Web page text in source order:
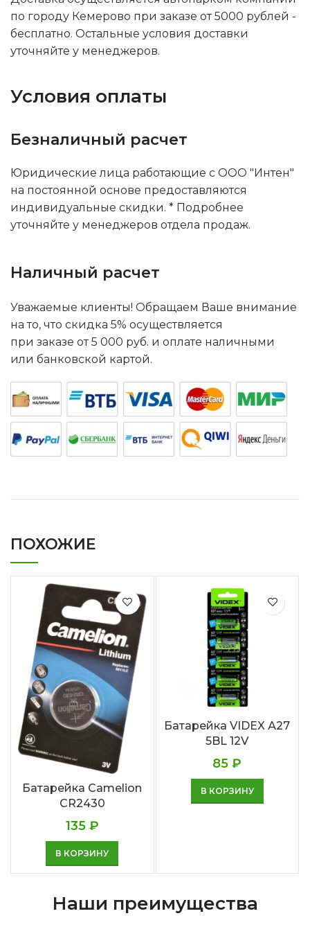
по городу Кемерово при заказе от 5000 рублей -
бесплатно. Остальные условия доставки
уточняйте у менеджеров.
Условия оплаты
Безналичный расчет
Юридические лица работающие с ООО "Интен"
на постоянной основе предоставляются
индивидуальные скидки. * Подробнее
уточняйте у менеджеров отдела продаж.
Наличный расчет
Уважаемые клиенты! Обращаем Ваше внимание
на то, что скидка 5% осуществляется
при заказе от 5 000 руб. и оплате наличными
или банковской картой.
ПОХОЖИЕ
Батарейка Camelion
CR2430
135 ₽
В КОРЗИНУ
Батарейка VIDEX А27
5BL 12V
85₽
В КОРЗИНУ
Наши преимущества